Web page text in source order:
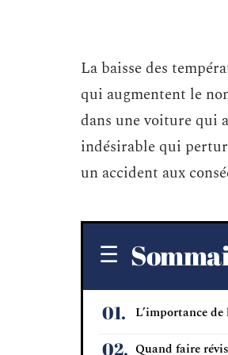
La baisse des
qui augmentent le
dans une voiture qui
indésirable qui
un accident aux
L’importance
Quand faire